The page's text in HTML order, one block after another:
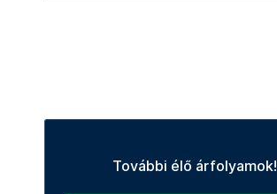
További élő árfolyamok!